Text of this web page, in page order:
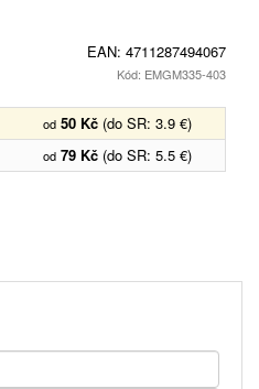
EAN: 4711287494067
Kód: EMGM335-403
od 50 Kč (do SR: 3.9 €)
od 79 Kč (do SR: 5.5 €)